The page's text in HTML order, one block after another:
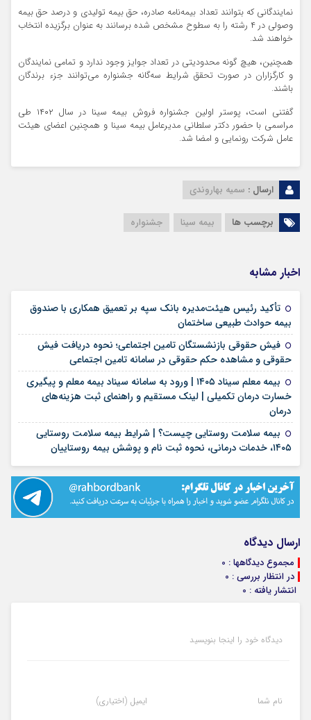
نمایندگانی که بتوانند تعداد بیمه‌نامه صادره، حق بیمه تولیدی و درصد حق بیمه
وصولی در ۴ رشته را به سطوح مشخص شده برسانند به عنوان برگزیده انتخاب
خواهند شد.
همچنین، هیچ گونه محدودیتی در تعداد جوایز وجود ندارد و تمامی نمایندگان
و کارگزاران در صورت تحقق شرایط سه‌گانه جشنواره می‌توانند جزء برندگان
باشند.
گفتنی است، پوستر اولین جشنواره فروش بیمه سینا در سال ۱۴۰۲ طی
مراسمی با حضور دکتر سلطانی مدیرعامل بیمه سینا و همچنین اعضای هیئت
عامل شرکت رونمایی و امضا شد.
ارسال : سمیه بهاروندی
برچسب ها بیمه سینا جشنواره
اخبار مشابه
تأکید رئیس هیئت‌مدیره بانک سپه بر تعمیق همکاری با صندوق
بیمه حوادث طبیعی ساختمان
فیش حقوقی بازنشستگان تامین اجتماعی؛ نحوه دریافت فیش
حقوقی و مشاهده حکم حقوقی در سامانه تامین اجتماعی
بیمه معلم سیناد ۱۴۰۵ | ورود به سامانه سیناد بیمه معلم و پیگیری
خسارت درمان تکمیلی | لینک مستقیم و راهنمای ثبت هزینه‌های
درمان
بیمه سلامت روستایی چیست؟ | شرایط بیمه سلامت روستایی
۱۴۰۵، خدمات درمانی، نحوه ثبت نام و پوشش بیمه روستاییان
ارسال دیدگاه
مجموع دیدگاهها : 0
در انتظار بررسی : 0
انتشار یافته : 0
دیدگاه خود را اینجا بنویسید
نام شما ایمیل (اختیاری)